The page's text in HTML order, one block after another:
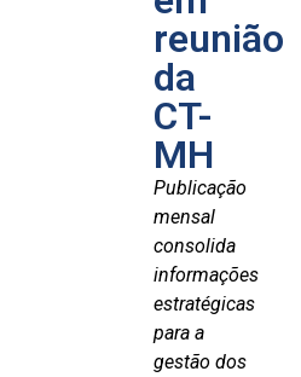
reunião
da
CT-
MH
Publicação
mensal
consolida
informações
estratégicas
para a
gestão dos